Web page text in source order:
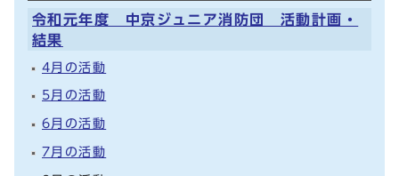
令和元年度 中京ジュニア消防団 活動計画・
結果
4月の活動
5月の活動
6月の活動
7月の活動